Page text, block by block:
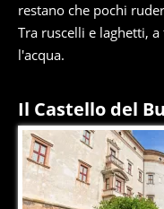
restano che pochi
Tra ruscelli e laghetti,
l'acqua.
Il Castello del